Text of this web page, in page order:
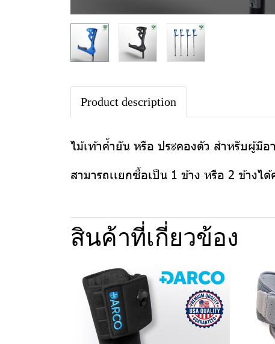
Product description
ไม้เท้าค้ำยัน หรือ ประคองตัว สำหรับผู้มี
สามารถเเยกซื้อเป็น 1 ข้าง หรือ 2 ข้างได้
สินค้าที่เกี่ยวข้อง